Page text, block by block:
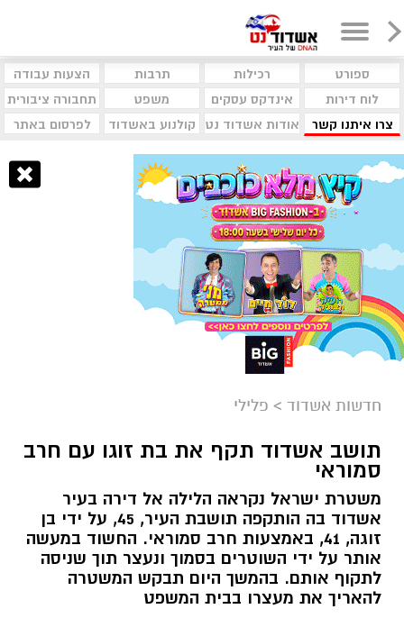
ספורט רכילות תרבות
הצעות עבודה
לוח דירות
אינדקס עסקים משפט
תחבורה ציבורית
צרו איתנו קשר
אודות אשדוד נט קולנוע באשדוד לפרסום באתר
חדשות אשדוד > פלילי
תושב אשדוד תקף את בת זוגו עם חרב
סמוראי
משטרת ישראל נקראה הלילה אל דירה בעיר
אשדוד בה הותקפה תושבת העיר, 45, על ידי בן
זוגה, 41, באמצעות חרב סמוראי. החשוד במעשה
אותר על ידי השוטרים בסמוך ונעצר תוך שניסה
לתקוף אותם. בהמשך היום תבקש המשטרה
להאריך את מעצרו בבית המשפט